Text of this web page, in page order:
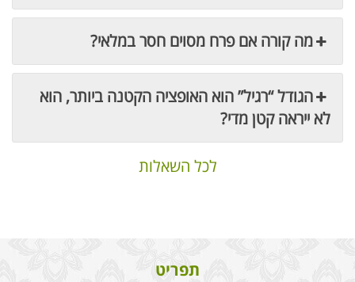
מה קורה אם פרח מסוים חסר במלאי?
הגודל “רגיל” הוא האופציה הקטנה ביותר, הוא
לא ייראה קטן מדי?
לכל השאלות
תפריט